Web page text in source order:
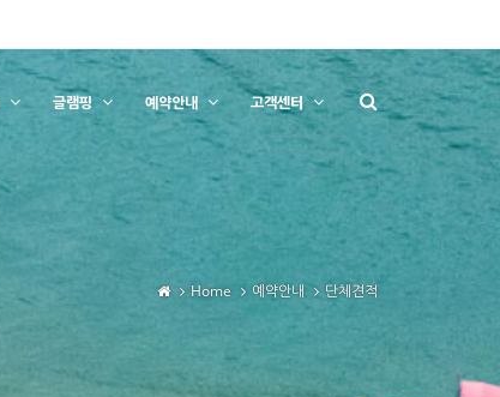
글램핑 예약안내 고객센터
Home 예약안내 단체견적